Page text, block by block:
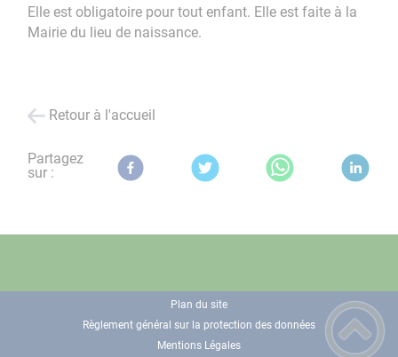
Elle est obligatoire pour tout enfant. Elle est faite à la
Mairie du lieu de naissance.
Retour à l'accueil
Partagez
sur :
Plan du site
Règlement général sur la protection des données
Mentions Légales